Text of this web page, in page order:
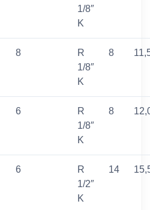
1/8″
K
8
R
1/8″
K
8
6
R
1/8″
K
8
6
R
1/2″
K
14